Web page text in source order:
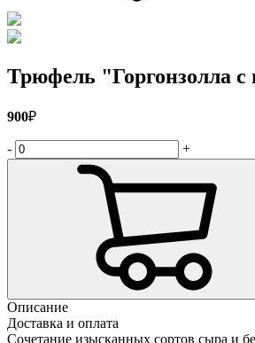
Трюфель "Горгонзолла
900₽
- +
Описание
Доставка и оплата
Сочетание изысканных сортов сыра и